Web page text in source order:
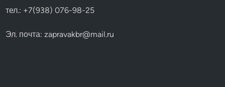
тел.: +7(938) 076-98-25
Эл. почта:zapravakbr@mail.ru